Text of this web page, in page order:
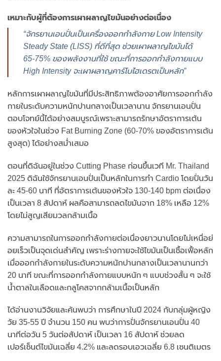
เหมาะกับผู้ที่ต้องการเผาผลาญไขมันอย่างต่อเนื่อง
“จักรยานเอนปั่นเป็นเครื่องออกกำลังกาย Low Intensity
Steady State (LISS) ที่ดีที่สุด ช่วยเผาผลาญไขมันได้
65-75% ของพลังงานที่ใช้ ขณะที่การออกกำลังกายแบบ
High Intensity จะเผาผลาญคาร์โบไฮเดรตเป็นหลัก”
หลักการเผาผลาญไขมันที่มีประสิทธิภาพต้องอาศัยการออกกำลัง
กายในระดับความหนักปานกลางเป็นเวลานาน จักรยานเอนปั่น
ตอบโจทย์นี้ได้อย่างสมบูรณ์เพราะสามารถรักษาอัตราการเต้น
ของหัวใจในช่วง Fat Burning Zone (60-70% ของอัตราการเต้น
สูงสุด) ได้อย่างสม่ำเสมอ
ตอนที่ดิฉันอยู่ในช่วง Cutting Phase ก่อนขึ้นเวที Mr. Thailand
2025 ดิฉันใช้จักรยานเอนปั่นเป็นหลักในการทำ Cardio โดยปั่นวัน
ละ 45-60 นาที ที่อัตราการเต้นของหัวใจ 130-140 bpm ต่อเนื่อง
เป็นเวลา 8 สัปดาห์ ผลคือสามารถลดไขมันจาก 18% เหลือ 12%
โดยไม่สูญเสียมวลกล้ามเนื้อ
ความสามารถในการออกกำลังกายต่อเนื่องยาวนานโดยไม่เหนื่อย่
อยเร็วเป็นจุดเด่นสำคัญ เพราะร่างกายจะใช้ไขมันเป็นเชื้อเฟื้อหลัก
เมื่อออกกำลังกายในระดับความหนักปานกลางเป็นเวลานานกว่า
20 นาที ขณะที่การออกกำลังกายแบบหนัก ๆ แบบช่วงสั้น ๆ จะใช้
น้ำตาลในเลือดและกลูโคสจากกล้ามเนื้อเป็นหลัก
ได้อ่านงานวิจัยและค้นพบว่า การศึกษาในปี 2024 กับกลุ่มผู้หญิง
วัย 35-55 ปี จำนวน 150 คน พบว่าการปั่นจักรยานเอนปั่น 40
นาทีต่อวัน 5 วันต่อสัปดาห์ เป็นเวลา 16 สัปดาห์ ช่วยลด
เปอร์เซ็นต์ไขมันเฉลี่ย 4.2% และลดรอบเอวเฉลี่ย 6.8 เซนติเมตร